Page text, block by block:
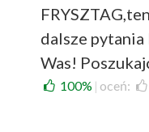
dalsze pytania
Was!
100% | oceń: